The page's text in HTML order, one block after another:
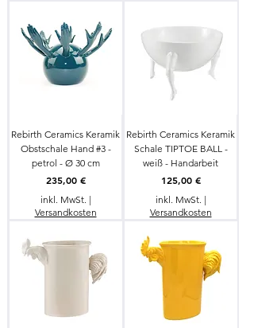
Rebirth Ceramics Keramik
Obstschale Hand #3 -
petrol - Ø 30 cm
Preis
235,00 €
inkl. MwSt. |
Versandkosten
Rebirth Ceramics Keramik
Schale TIPTOE BALL -
weiß - Handarbeit
Preis
125,00 €
inkl. MwSt. |
Versandkosten